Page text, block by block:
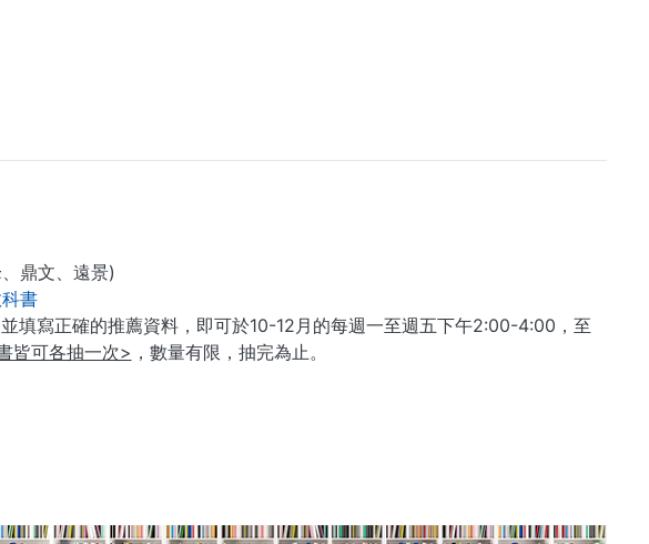
鼎文、遠景)
書
填寫正確的推薦資料，即可於10-12月的每週一至週五下午2:00-4:00，至
皆可各抽一次> ，數量有限，抽完為止。